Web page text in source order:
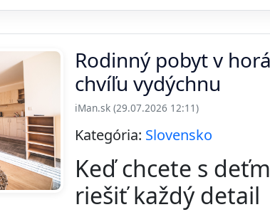
Rodinný pobyt v
chvíľu vydýchnu
iMan.sk (29.07.2026 12:11)
Kategória: Slovensko
Keď chcete s
riešiť každý detail